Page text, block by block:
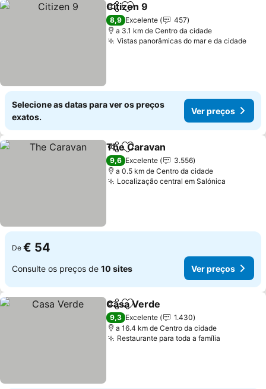
PartilharAdicionar aos favoritos
Citizen 9
8,9 Excelente
457
a 3.1 km de Centro da cidade
Vistas panorâmicas do mar e da cidade
Selecione as datas para ver os preços
exatos.
Ver preços
PartilharAdicionar aos favoritos
The Caravan
9,6 Excelente
3.556
a 0.5 km de Centro da cidade
Localização central em Salónica
De € 54
Consulte os preços de 10 sites Ver preços
PartilharAdicionar aos favoritos
Casa Verde
9,3 Excelente
1.430
a 16.4 km de Centro da cidade
Restaurante para toda a família